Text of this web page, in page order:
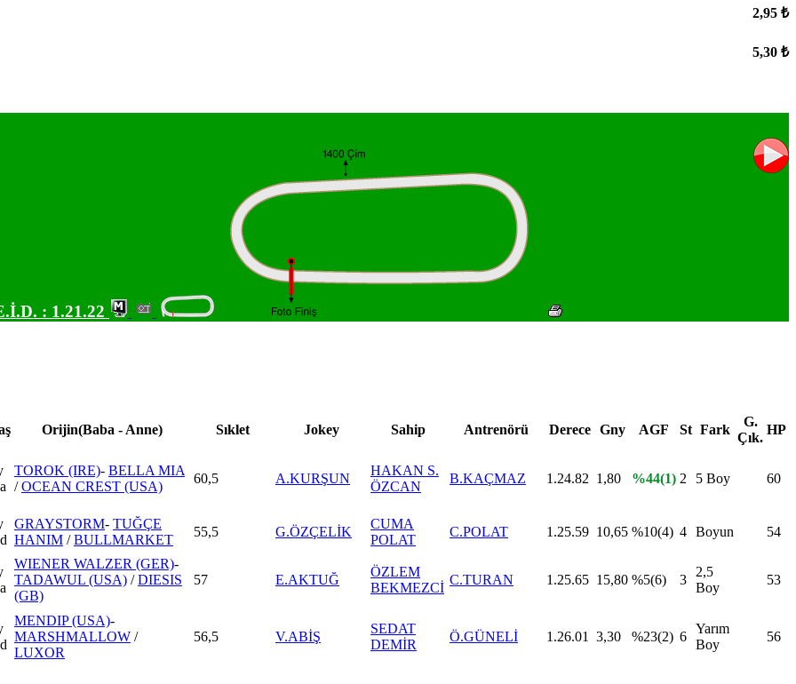
2,95 ₺
5,30 ₺
: 1.21.22
Orijin(Baba - Anne) Sıklet Jokey Sahip Antrenörü Derece Gny AGF St Fark
G.
Çık.
HP
TOROK (IRE)- BELLA MIA
/OCEAN CREST (USA)
60,5 A.KURŞUN
HAKAN S.
ÖZCAN
B.KAÇMAZ 1.24.82 1,80 %44(1) 2 5 Boy 60
GRAYSTORM- TUĞÇE
HANIM /BULLMARKET
55,5 G.ÖZÇELİK
CUMA
POLAT
C.POLAT 1.25.59 10,65 %10(4) 4 Boyun 54
WIENER WALZER (GER)-
TADAWUL (USA) /DIESIS
(GB)
57 E.AKTUĞ
ÖZLEM
BEKMEZCİ
C.TURAN 1.25.65 15,80 %5(6) 3
2,5
Boy
53
MENDIP (USA)-
MARSHMALLOW /
LUXOR
56,5 V.ABİŞ
SEDAT
DEMİR
Ö.GÜNELİ 1.26.01 3,30 %23(2) 6
Yarım
Boy
56